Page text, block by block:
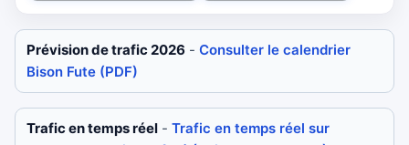
Prévision de trafic 2026 - Consulter le calendrier
Bison Fute (PDF)
Trafic en temps réel - Trafic en temps réel sur